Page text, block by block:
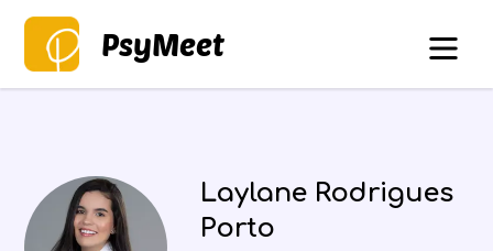
PsyMeet
Laylane Rodrigues
Porto